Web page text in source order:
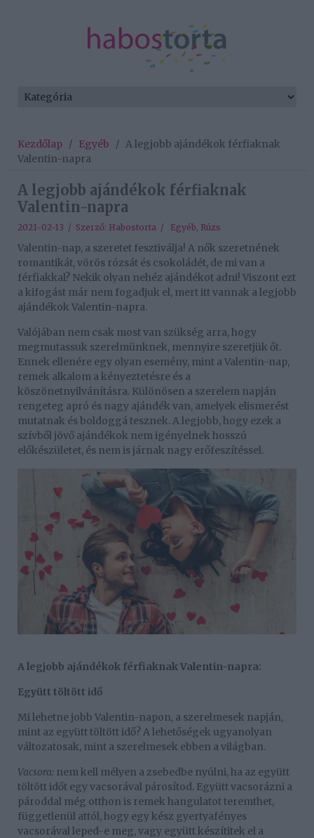
Kezdőlap / Egyéb / A legjobb ajándékok férfiaknak
Valentin-napra
A legjobb ajándékok férfiaknak
Valentin-napra
2021-02-13 / Szerző: Habostorta / Egyéb, Rúzs
Valentin-nap, a szeretet fesztiválja! A nők szeretnének
romantikát, vörös rózsát és csokoládét, de mi van a
férfiakkal? Nekik olyan nehéz ajándékot adni! Viszont ezt
a kifogást már nem fogadjuk el, mert itt vannak a legjobb
ajándékok Valentin-napra.
Valójában nem csak most van szükség arra, hogy
megmutassuk szerelmünknek, mennyire szeretjük őt.
Ennek ellenére egy olyan esemény, mint a Valentin-nap,
remek alkalom a kényeztetésre és a
köszönetnyilvánításra. Különösen a szerelem napján
rengeteg apró és nagy ajándék van, amelyek elismerést
mutatnak és boldoggá tesznek. A legjobb, hogy ezek a
szívből jövő ajándékok nem igényelnek hosszú
előkészületet, és nem is járnak nagy erőfeszítéssel.
A legjobb ajándékok férfiaknak Valentin-napra:
Együtt töltött idő
Mi lehetne jobb Valentin-napon, a szerelmesek napján,
mint az együtt töltött idő? A lehetőségek ugyanolyan
változatosak, mint a szerelmesek ebben a világban.
Vacsora: nem kell mélyen a zsebedbe nyúlni, ha az együtt
töltött időt egy vacsorával párosítod. Együtt vacsorázni a
pároddal még otthon is remek hangulatot teremthet,
függetlenül attól, hogy egy kész gyertyafényes
vacsorával leped-e meg, vagy együtt készítitek el a